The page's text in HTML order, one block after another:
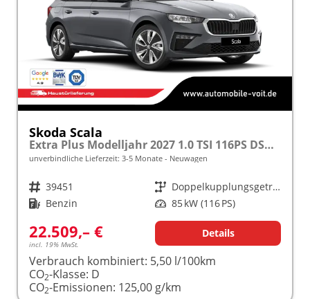
Skoda Scala
Extra Plus Modelljahr 2027 1.0 TSI 116PS DSG 5 J. Garantie, Kamera, Winterpaket, Climatronic, Tempomat, SunSet, Wireless Smartlink
unverbindliche Lieferzeit: 3-5 Monate Neuwagen
Fahrzeugnr. 39451 Getriebe
Doppelkupplungsgetriebe (DSG)
Kraftstoff Benzin Leistung 85 kW (116 PS)
22.509,– €
incl. 19% MwSt.
Details
Verbrauch kombiniert: 5,50 l/100km
CO2-Klasse: D
CO2-Emissionen: 125,00 g/km